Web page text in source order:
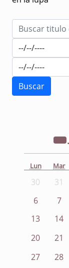
Lun Mar
30 31
6
7
13
14
20
21
27
28